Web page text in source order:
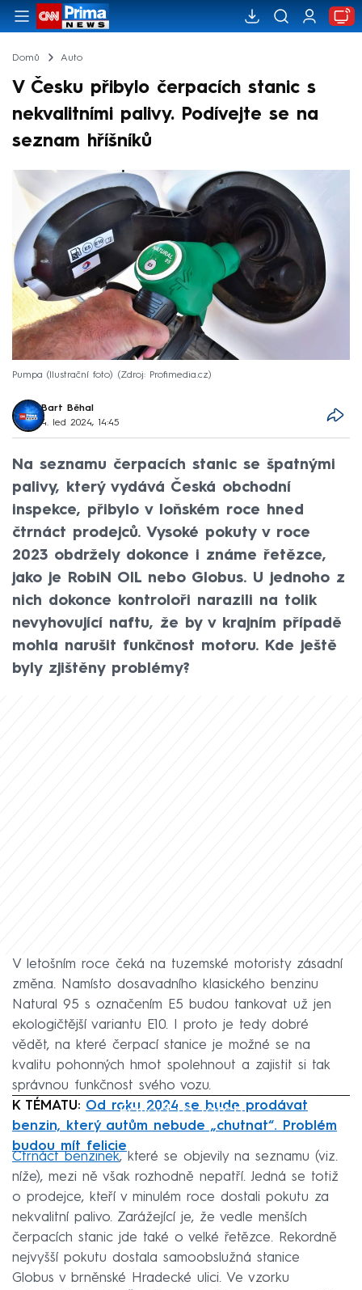
Domů Auto
V Česku přibylo čerpacích stanic s
nekvalitními palivy. Podívejte se na
seznam hříšníků
Pumpa (Ilustrační foto) Zdroj: Profimedia.cz
Bart Běhal
4. led 2024, 14:45
Na seznamu čerpacích stanic se špatnými
palivy, který vydává Česká obchodní
inspekce, přibylo v loňském roce hned
čtrnáct prodejců. Vysoké pokuty v roce
2023 obdržely dokonce i známe řetězce,
jako je RobiN OIL nebo Globus. U jednoho z
nich dokonce kontroloři narazili na tolik
nevyhovující naftu, že by v krajním případě
mohla narušit funkčnost motoru. Kde ještě
byly zjištěny problémy?
V letošním roce čeká na tuzemské motoristy zásadní
změna. Namísto dosavadního klasického benzinu
Natural 95 s označením E5 budou tankovat už jen
ekologičtější variantu E10. I proto je tedy dobré
vědět, na které čerpací stanice je možné se na
kvalitu pohonných hmot spolehnout a zajistit si tak
správnou funkčnost svého vozu.
Failed to fetch
K TÉMATU: Od roku 2024 se bude prodávat
benzin, který autům nebude „chutnat“. Problém
budou mít felicie
Čtrnáct benzinek, které se objevily na seznamu (viz.
níže), mezi ně však rozhodně nepatří. Jedná se totiž
o prodejce, kteří v minulém roce dostali pokutu za
nekvalitní palivo. Zarážející je, že vedle menších
čerpacích stanic jde také o velké řetězce. Rekordně
nejvyšší pokutu dostala samoobslužná stanice
Globus v brněnské Hradecké ulici. Ve vzorku